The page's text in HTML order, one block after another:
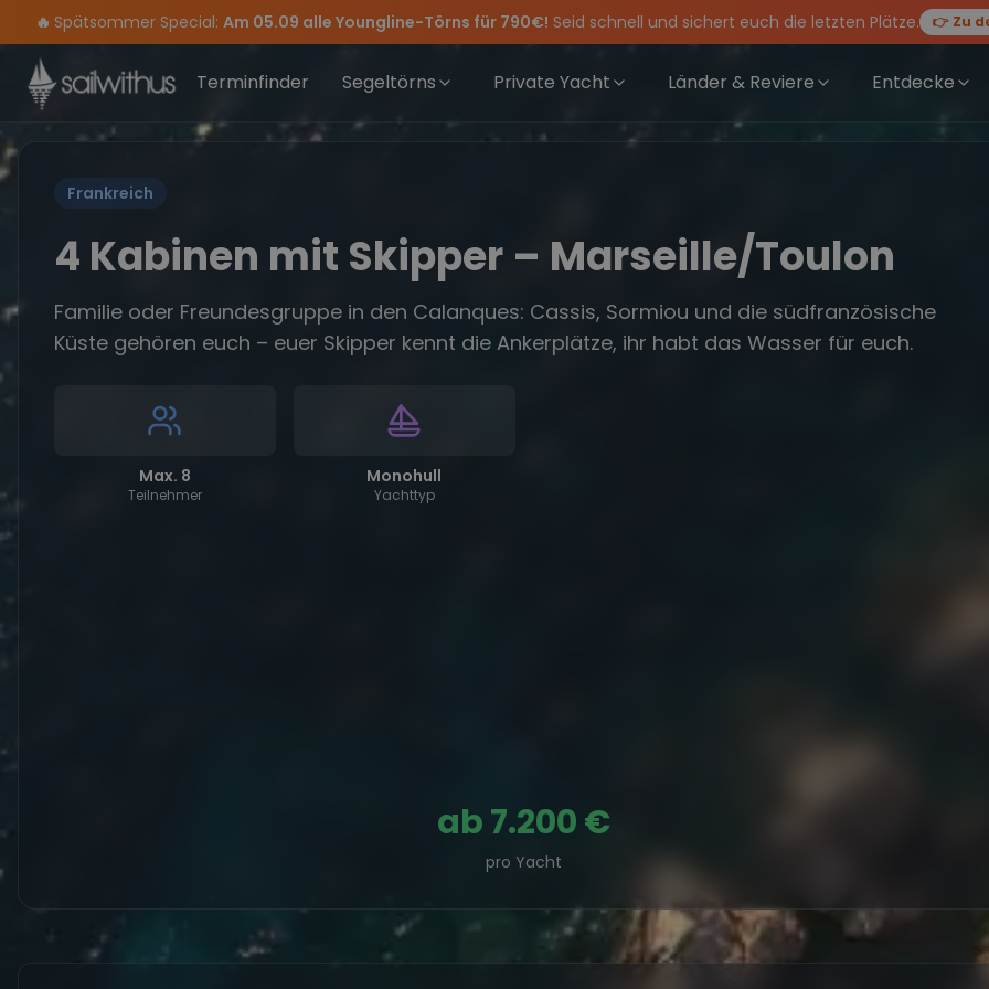
Skip to content
🔥 Spätsommer Special: Am 05.09 alle Youngline-Törns für 790€! Seid schnell und sichert euch die letzten Plätze. 👉 Zu
Sichere Dir jetztDein Meilenbuch und Deine sailwithus-Crewwearfür Deinen Törn!
Verpass keineTörn-Updates, Insider-Tippsund exklusive Angebote mehr Sowie20€ Rabatt auf deinen ersten Törn!
Season Closing Party 2026!Die Saison war legendär – wir feiern die Törns, die Crew und die besten Geschichten des
Terminfinder Segeltörns Private Yacht Länder & Reviere Entdecke
Frankreich
4 Kabinen mit Skipper – Marseille/Toulon
Familie oder Freundesgruppe in den Calanques: Cassis, Sormiou und die südfranzösische
Küste gehören euch – euer Skipper kennt die Ankerplätze, ihr habt das Wasser für euch.
Max. 8
Teilnehmer
Monohull
Yachttyp
ab7.200 €
pro Yacht